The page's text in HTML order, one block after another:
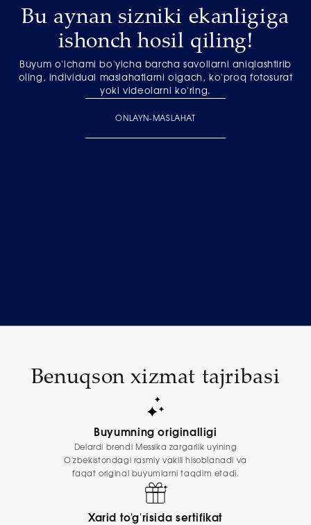
Bu aynan sizniki ekanligiga
ishonch hosil qiling!
Buyum o'lchami bo'yicha barcha savollarni aniqlashtirib
oling, individual maslahatlarni olgach, ko'proq fotosurat
yoki videolarni ko'ring.
ONLAYN-MASLAHAT
Benuqson xizmat tajribasi
Buyumning originalligi
Delardi brendi Messika zargarlik uyining
O'zbekistondagi rasmiy vakili hisoblanadi va
faqat original buyumlarni taqdim etadi.
Xarid to'g'risida sertifikat